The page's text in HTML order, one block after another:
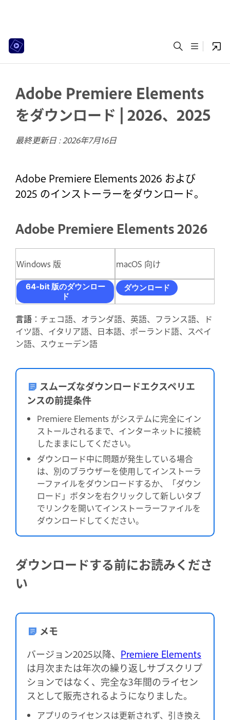
Adobe Premiere Elements
をダウンロード | 2026、2025
最終更新日 :2026年7月16日
Adobe Premiere Elements 2026 および
2025 のインストーラーをダウンロード。
Adobe Premiere Elements 2026
Windows 版 macOS 向け
64-bit 版のダウンロー
ド
ダウンロード
言語 ：チェコ語、オランダ語、英語、フランス語、ド
イツ語、イタリア語、日本語、ポーランド語、スペイ
ン語、スウェーデン語
スムーズなダウンロードエクスペリエ
ンスの前提条件
Premiere Elements がシステムに完全にイン
ストールされるまで、インターネットに接続
したままにしてください。
ダウンロード中に問題が発生している場合
は、 別のブラウザーを使用してインストーラ
ーファイルをダウンロードするか、「ダウン
ロード」ボタンを右クリックして新しいタブ
でリンクを開いてインストーラーファイルを
ダウンロードしてください。
ダウンロードする前にお読みくださ
い
メモ
バージョン2025以降、 Premiere Elements
は月次または年次の繰り返しサブスクリプ
ションではなく、完全な3年間のライセン
スとして販売されるようになりました。
アプリのライセンスは更新されず、引き換え